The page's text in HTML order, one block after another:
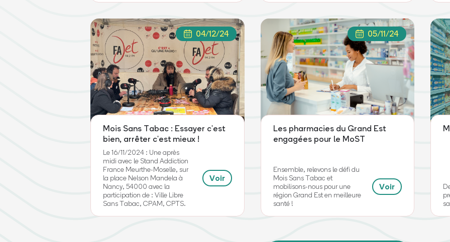
04/12/24
Mois Sans Tabac : Essayer c'est
bien, arrêter c'est mieux !
Le 16/11/2024 : Une après
midi avec le Stand Addiction
France Meurthe-Moselle, sur
la place Nelson Mandela à
Nancy, 54000 avec la
participation de : Ville Libre
Sans Tabac, CPAM, CPTS.
Voir
05/11/24
Les pharmacies du Grand Est
engagées pour le MoST
Ensemble, relevons le défi du
Mois Sans Tabac et
mobilisons-nous pour une
région Grand Est en meilleure
santé !
Voir